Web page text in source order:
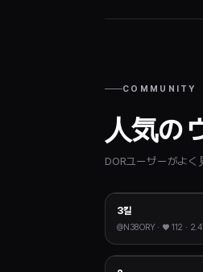
COMMUNITY
人気の
DORユーザーがよ
3킬
@N38ORY· ♥ 112 ·